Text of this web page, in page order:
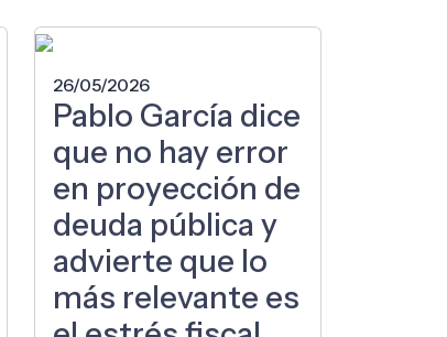
26/05/2026
Pablo García dice
que no hay error
en proyección de
deuda pública y
advierte que lo
más relevante es